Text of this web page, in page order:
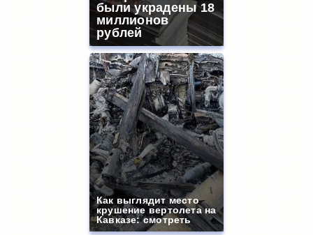
были украдены 18
миллионов
рублей
Как выглядит место
крушение вертолета на
Кавказе: смотреть